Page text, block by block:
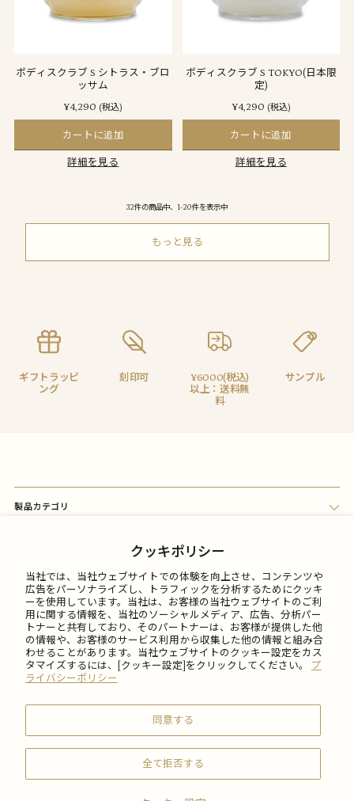
クッキポリシー
当社では、当社ウェブサイトでの体験を向上させ、コンテンツや
広告をパーソナライズし、トラフィックを分析するためにクッキ
ーを使用しています。当社は、お客様の当社ウェブサイトのご利
用に関する情報を、当社のソーシャルメディア、広告、分析パー
トナーと共有しており、そのパートナーは、お客様が提供した他
の情報や、お客様のサービス利用から収集した他の情報と組み合
わせることがあります。当社ウェブサイトのクッキー設定をカス
タマイズするには、[クッキー設定]をクリックしてください。 プ
ライバシーポリシー
同意する
全て拒否する
ボディスクラブ S シトラス・ブロ
ッサム
¥4,290 (税込)
カートに追加
詳細を見る
ボディスクラブ S TOKYO(日本限
定)
¥4,290 (税込)
カートに追加
詳細を見る
32件の商品中、1-20件を表示中
もっと見る
ギフトラッピ
ング
刻印可
¥6000(税込)
以上：送料無
料
サンプル
製品カテゴリ
FAQ
ご利用について
会社情報